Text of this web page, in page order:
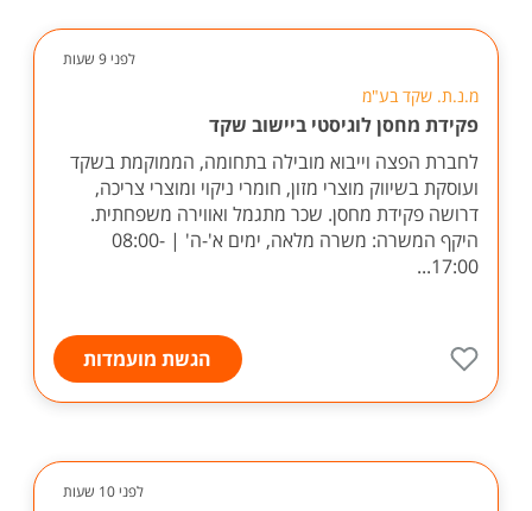
לפני 9 שעות
מ.נ.ת. שקד בע"מ
פקידת מחסן לוגיסטי ביישוב שקד
לחברת הפצה וייבוא מובילה בתחומה, הממוקמת בשקד
ועוסקת בשיווק מוצרי מזון, חומרי ניקוי ומוצרי צריכה,
דרושה פקידת מחסן. שכר מתגמל ואווירה משפחתית.
היקף המשרה: משרה מלאה, ימים א'-ה' | 08:00-
17:00...
הגשת מועמדות
לפני 10 שעות